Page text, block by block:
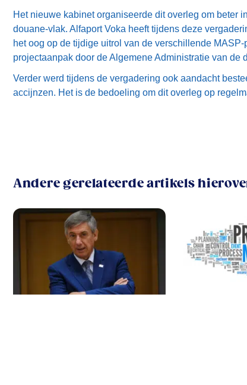
Het nieuwe kabinet organiseerde dit overleg om beter
douane-vlak. Alfaport Voka heeft tijdens deze
het oog op de tijdige uitrol van de verschillende
projectaanpak door de Algemene Administratie van de
Verder werd tijdens de vergadering ook aandacht
accijnzen. Het is de bedoeling om dit overleg op
Andere gerelateerde artikels